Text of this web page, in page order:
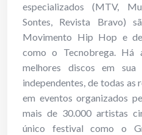
especializados (MTV,
Sontes, Revista Bravo)
Movimento Hip Hop e
como o Tecnobrega. Há
melhores discos em
independentes, de todas as
em eventos organizados
mais de 30.000 artistas
único festival como o